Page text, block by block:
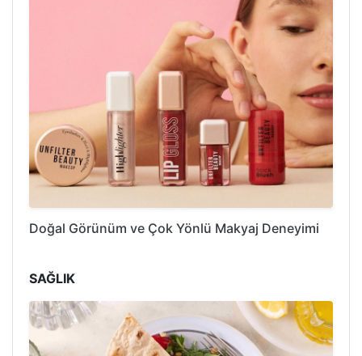
Doğal Görünüm ve Çok Yönlü Makyaj Deneyimi
SAĞLIK